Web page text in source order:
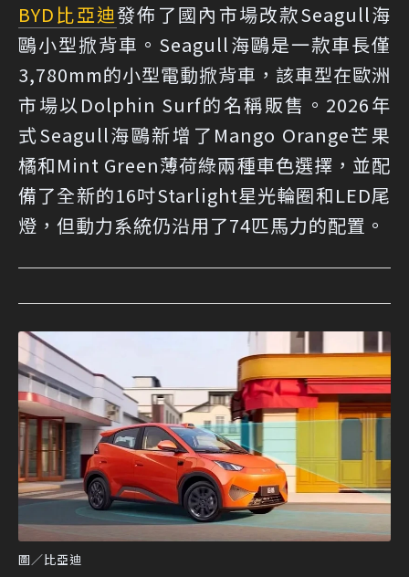
BYD 比亞迪發佈了國內市場改款Seagull海
鷗小型掀背車。Seagull海鷗是一款車長僅
3,780mm的小型電動掀背車，該車型在歐洲
市場以Dolphin Surf的名稱販售。2026年
式Seagull海鷗新增了Mango Orange芒果
橘和Mint Green薄荷綠兩種車色選擇，並配
備了全新的16吋Starlight星光輪圈和LED尾
燈，但動力系統仍沿用了74匹馬力的配置。
圖／比亞迪